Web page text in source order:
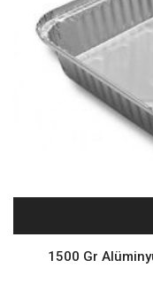
1500 Gr